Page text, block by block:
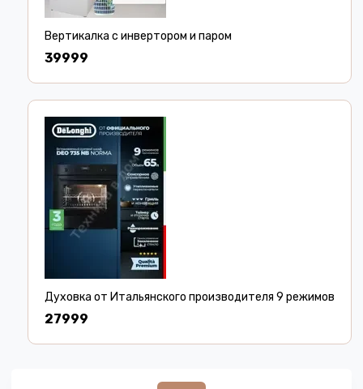
Вертикалка с инвертором и паром
39999
Духовка от Итальянского производителя 9 режимов
27999